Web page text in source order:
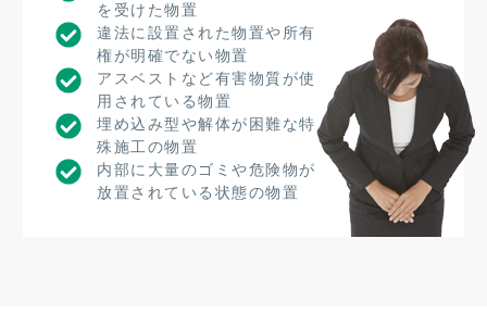
を受けた物置
違法に設置された物置や所有
権が明確でない物置
アスベストなど有害物質が使
用されている物置
埋め込み型や解体が困難な特
殊施工の物置
内部に大量のゴミや危険物が
放置されている状態の物置